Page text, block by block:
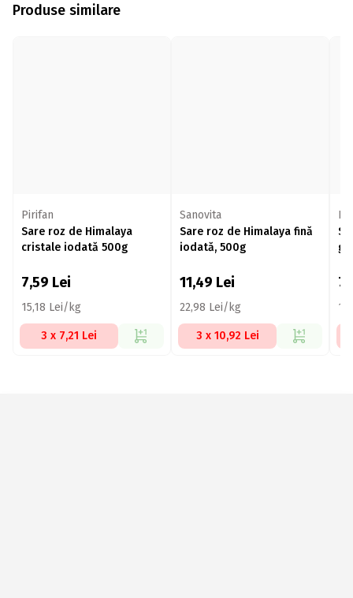
Produse similare
Pirifan
Sare roz de Himalaya
cristale iodată 500g
7,59 Lei
15,18 Lei/kg
3 x 7,21 Lei
Sanovita
Sare roz de Himalaya fină
iodată, 500g
11,49 Lei
22,98 Lei/kg
3 x 10,92 Lei